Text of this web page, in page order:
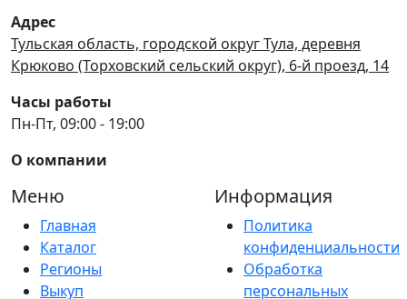
Адрес
Тульская область, городской округ Тула, деревня
Крюково (Торховский сельский округ), 6-й проезд, 14
Часы работы
Пн-Пт, 09:00 - 19:00
О компании
Меню
Главная
Каталог
Регионы
Выкуп
Информация
Политика
конфиденциальности
Обработка
персональных